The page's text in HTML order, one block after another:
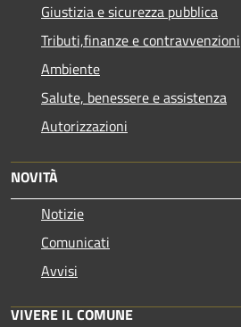
Giustizia e sicurezza pubblica
Tributi,finanze e contravvenzioni
Ambiente
Salute, benessere e assistenza
Autorizzazioni
NOVITÀ
Notizie
Comunicati
Avvisi
VIVERE IL COMUNE